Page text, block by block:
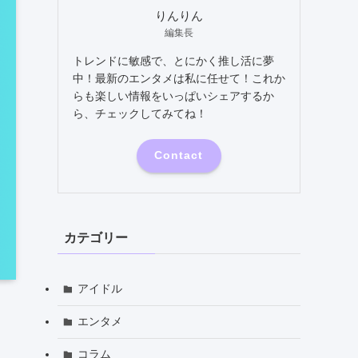
りんりん
編集長
トレンドに敏感で、とにかく推し活に夢
中！最新のエンタメは私に任せて！これか
らも楽しい情報をいっぱいシェアするか
ら、チェックしてみてね！
Contact
カテゴリー
アイドル
エンタメ
コラム